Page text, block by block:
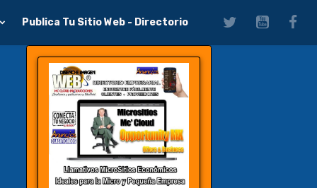
Publica Tu Sitio Web - Directorio